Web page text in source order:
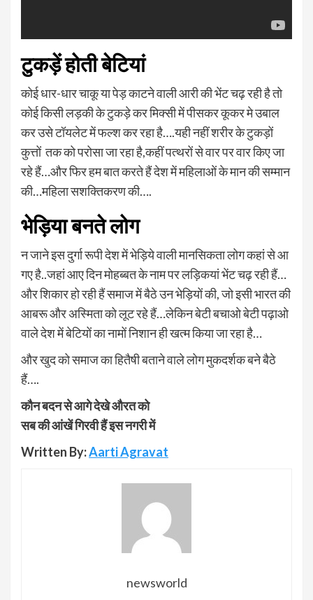
टुकड़ें होती बेटियां
कोई धार-धार चाकू या पेड़ काटने वाली आरी की भेंट चढ़ रही है तो
कोई किसी लड़की के टुकड़े कर मिक्सी में पीसकर कूकर मे उबाल
कर उसे टॉयलेट में फल्श कर रहा है….यही नहीं शरीर के टुकड़ों
कुत्तों तक को परोसा जा रहा है,कहीं पत्थरों से वार पर वार किए जा
रहे हैं…और फिर हम बात करते हैं देश में महिलाओं के मान की सम्मान
की…महिला सशक्तिकरण की….
भेड़िया बनते लोग
न जाने इस दुर्गा रूपी देश में भेड़िये वाली मानसिकता लोग कहां से आ
गए है..जहां आए दिन मोहब्बत के नाम पर लड़िकयां भेंट चढ़ रही हैं…
और शिकार हो रही हैं समाज में बैठे उन भेड़ियों की, जो इसी भारत की
आबरू और अस्मिता को लूट रहे हैं…लेकिन बेटी बचाओ बेटी पढ़ाओ
वाले देश में बेटियों का नामों निशान ही खत्म किया जा रहा है…
और खुद को समाज का हितैषी बताने वाले लोग मुकदर्शक बने बैठे
हैं….
कौन बदन से आगे देखे औरत को
सब की आंखें गिरवी हैं इस नगरी में
Written By:Aarti Agravat
newsworld